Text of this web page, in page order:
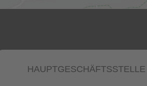
HAUPTGESCHÄFTSSTELLE